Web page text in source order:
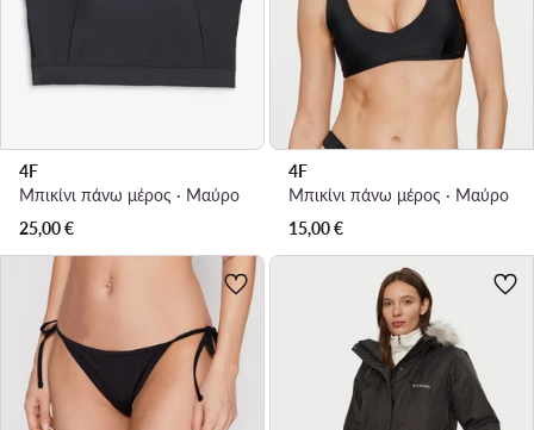
4F
Μπικίνι πάνω μέρος · Μαύρο
25,00€
4F
Μπικίνι πάνω μέρος · Μαύρο
15,00€